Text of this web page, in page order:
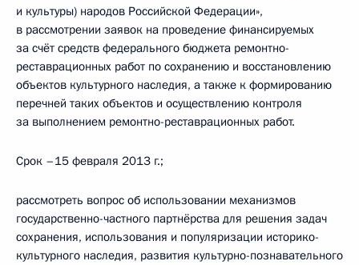
и культуры) народов Российской Федерации»,
в рассмотрении заявок на проведение финансируемых
за счёт средств федерального бюджета ремонтно-
реставрационных работ по сохранению и восстановлению
объектов культурного наследия, а также к формированию
перечней таких объектов и осуществлению контроля
за выполнением ремонтно-реставрационных работ.
Срок –15 февраля 2013 г.;
рассмотреть вопрос об использовании механизмов
государственно-частного партнёрства для решения задач
сохранения, использования и популяризации историко-
культурного наследия, развития культурно-познавательного